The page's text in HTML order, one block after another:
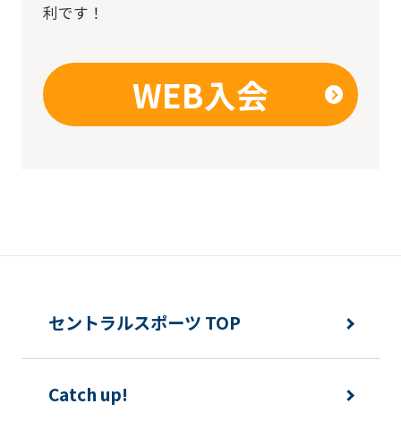
利です！
WEB入会
セントラルスポーツ TOP
Catch up!